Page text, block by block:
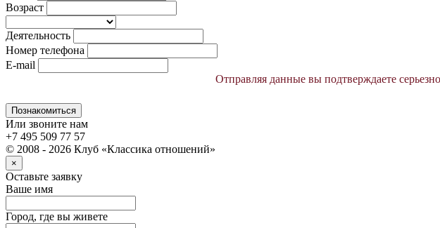
Возраст
Деятельность
Номер телефона
E-mail
Отправляя данные вы подтверждаете
Познакомиться
Или звоните нам
+7 495 509 77 57
© 2008 - 2026 Клуб «Классика отношений»
×
Оставьте заявку
Ваше имя
Город, где вы живете